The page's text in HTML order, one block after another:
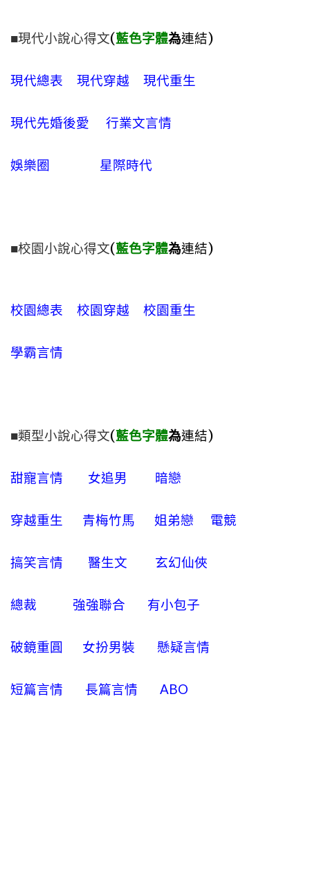
■現代小說心得文(藍色字體為連結)
現代總表 現代穿越 現代重生
現代先婚後愛 行業文言情
娛樂圈 星際時代
■校園小說心得文(藍色字體為連結)
校園總表 校園穿越 校園重生
學霸言情
■類型小說心得文(藍色字體為連結)
甜寵言情 女追男 暗戀
穿越重生 青梅竹馬 姐弟戀 電競
搞笑言情 醫生文 玄幻仙俠
總裁 強強聯合 有小包子
破鏡重圓 女扮男裝 懸疑言情
短篇言情 長篇言情 ABO